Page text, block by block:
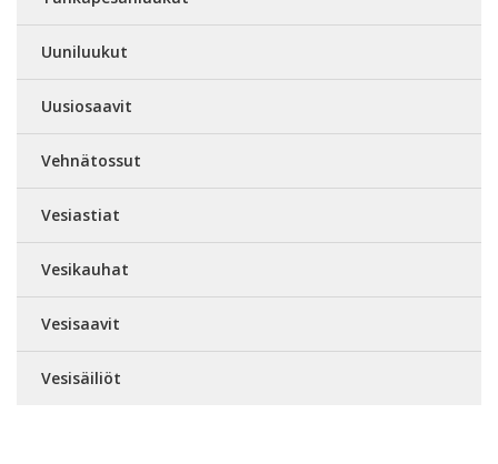
Uuniluukut
Uusiosaavit
Vehnätossut
Vesiastiat
Vesikauhat
Vesisaavit
Vesisäiliöt